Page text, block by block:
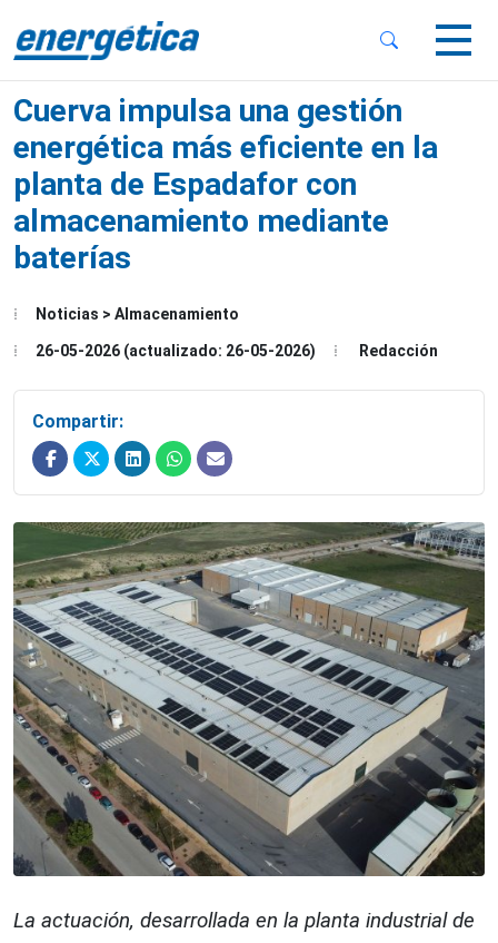
Menu
Menu
Cuerva impulsa una gestión
energética más eficiente en la
planta de Espadafor con
almacenamiento mediante
baterías
Noticias > Almacenamiento
26-05-2026 (actualizado: 26-05-2026) Redacción
Compartir:
La actuación, desarrollada en la planta industrial de